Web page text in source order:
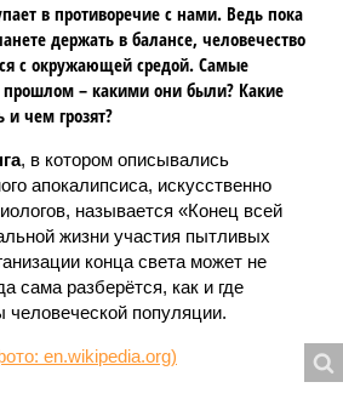
в противоречие с нами. Ведь пока
держать в балансе, человечество
с окружающей средой. Самые
прошлом – какими они были? Какие
чем грозят?
, в котором описывались
апокалипсиса, искусственно
называется «Конец всей
жизни участия пытливых
конца света может не
сама разберётся, как и где
популяции.